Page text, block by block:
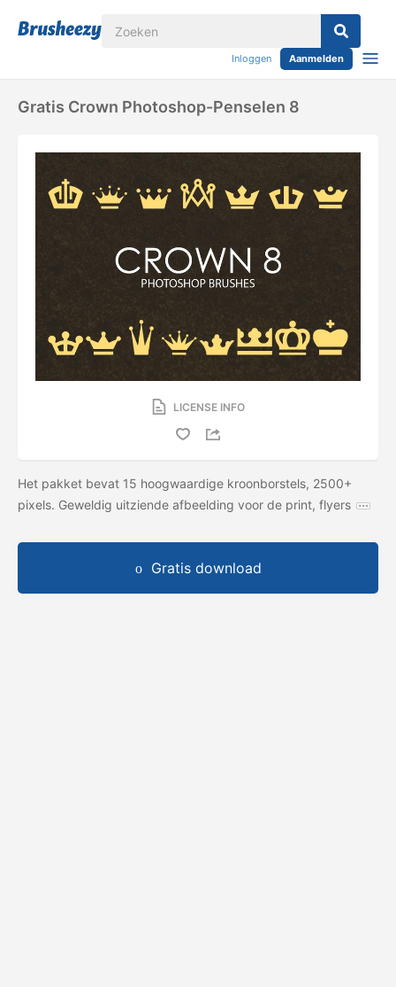
Inloggen Aanmelden
Gratis Crown Photoshop-Penselen 8
LICENSE INFO
Het pakket bevat 15 hoogwaardige kroonborstels, 2500+
pixels. Geweldig uitziende afbeelding voor de print, flyers
Gratis download